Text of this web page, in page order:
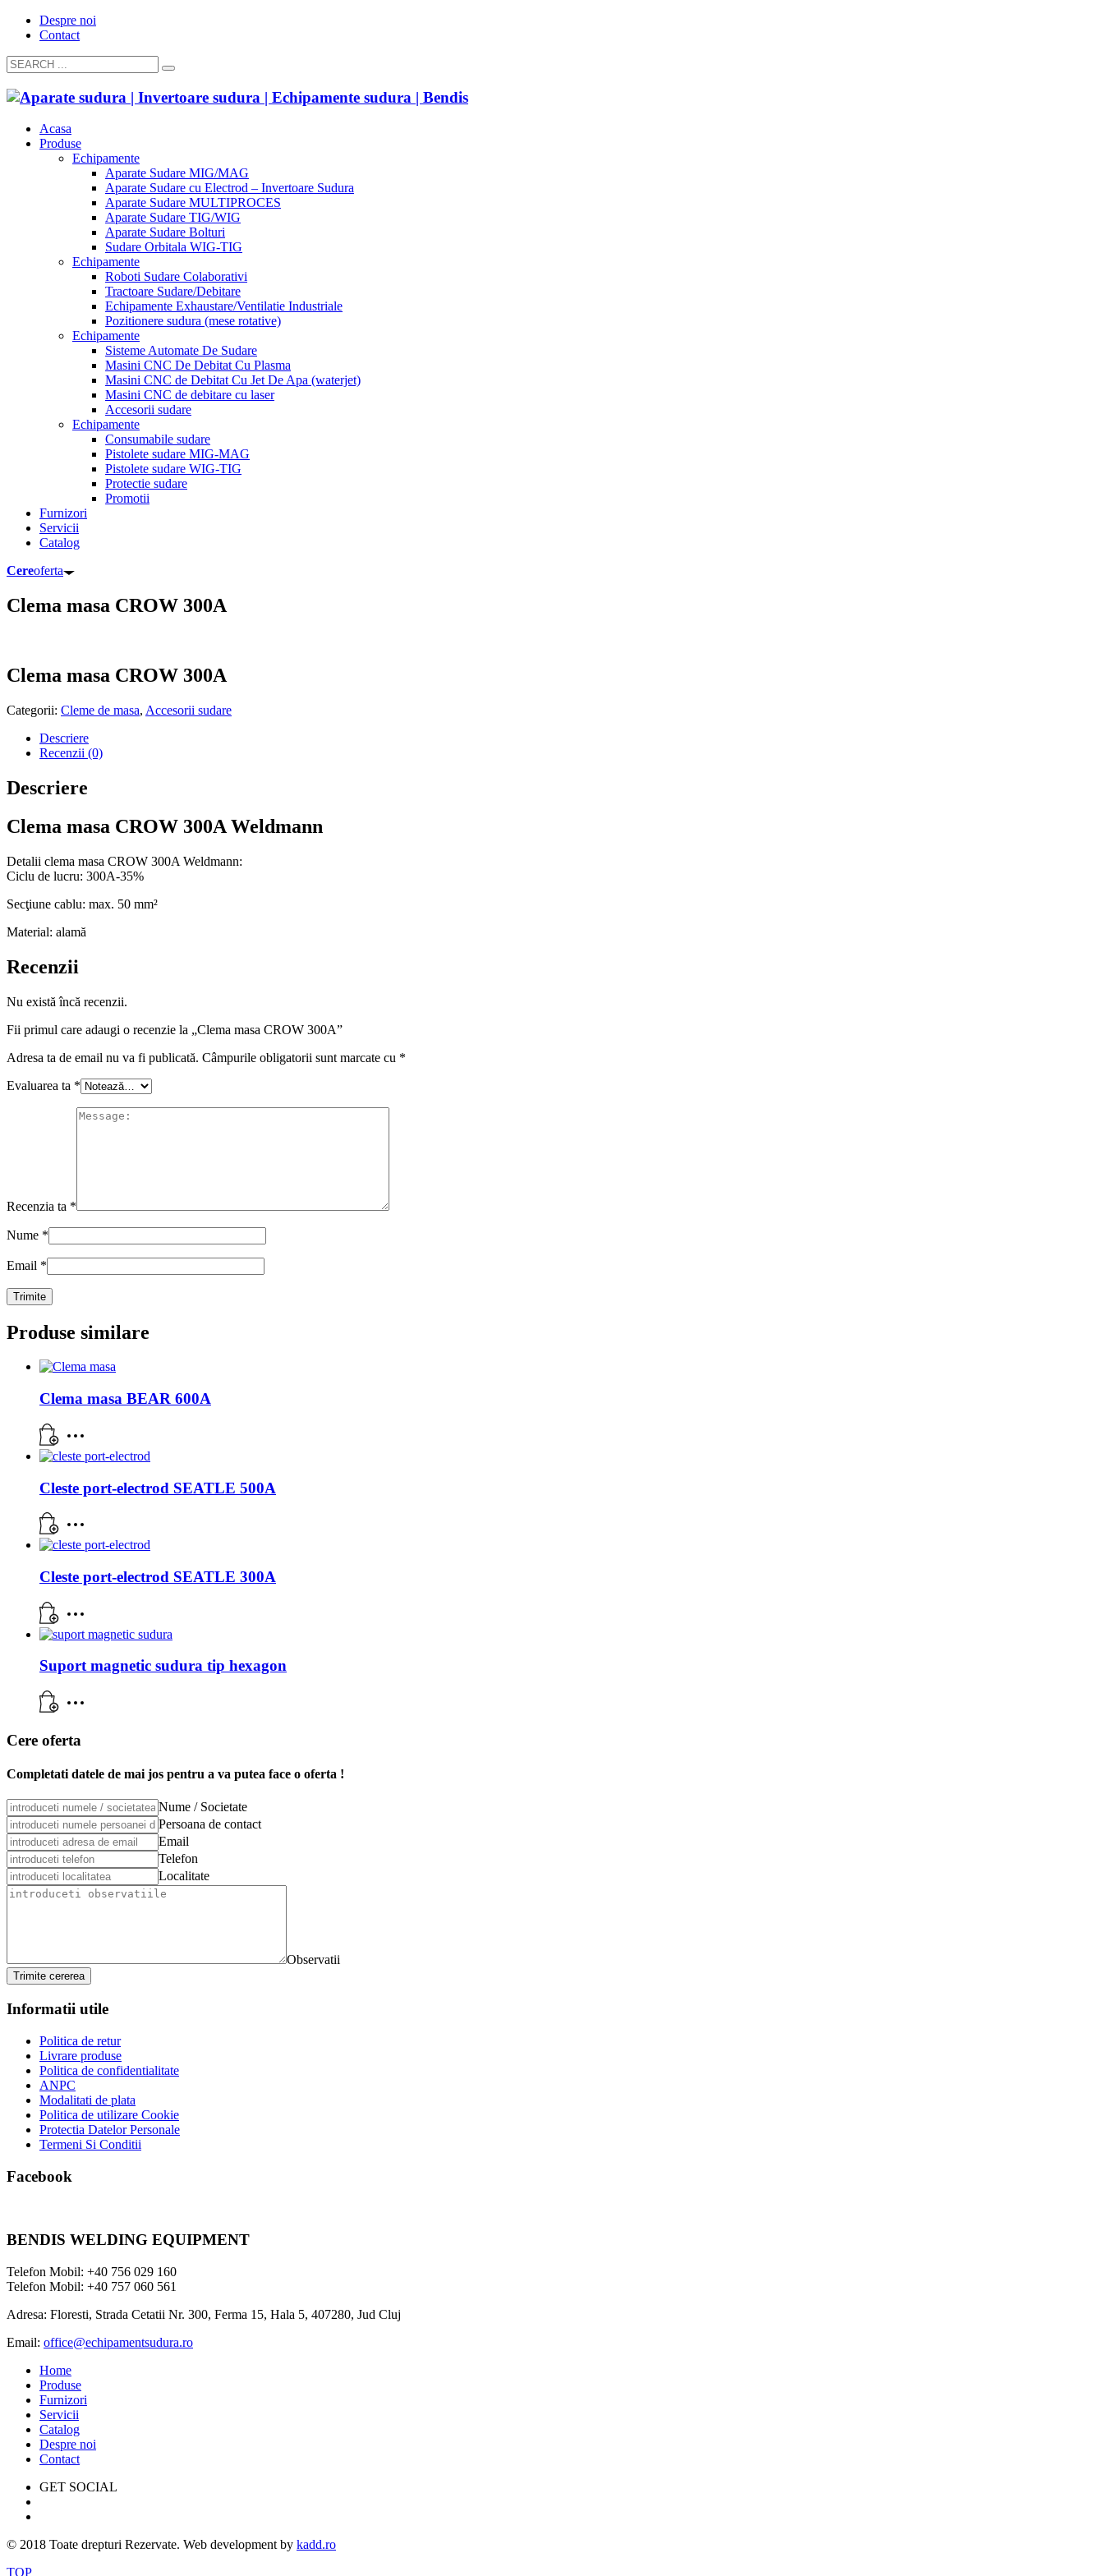
Despre noi
Contact
Acasa
Produse
Echipamente
Aparate Sudare MIG/MAG
Aparate Sudare cu Electrod – Invertoare Sudura
Aparate Sudare MULTIPROCES
Aparate Sudare TIG/WIG
Aparate Sudare Bolturi
Sudare Orbitala WIG-TIG
Echipamente
Roboti Sudare Colaborativi
Tractoare Sudare/Debitare
Echipamente Exhaustare/Ventilatie Industriale
Pozitionere sudura (mese rotative)
Echipamente
Sisteme Automate De Sudare
Masini CNC De Debitat Cu Plasma
Masini CNC de Debitat Cu Jet De Apa (waterjet)
Masini CNC de debitare cu laser
Accesorii sudare
Echipamente
Consumabile sudare
Pistolete sudare MIG-MAG
Pistolete sudare WIG-TIG
Protectie sudare
Promotii
Furnizori
Servicii
Catalog
Cereoferta
Clema masa CROW 300A
Clema masa CROW 300A
Categorii: Cleme de masa, Accesorii sudare
Descriere
Recenzii (0)
Descriere
Clema masa CROW 300A Weldmann
Detalii clema masa CROW 300A Weldmann:
Ciclu de lucru: 300A-35%
Secţiune cablu: max. 50 mm²
Material: alamă
Recenzii
Nu există încă recenzii.
Fii primul care adaugi o recenzie la „Clema masa CROW 300A”
Adresa ta de email nu va fi publicată. Câmpurile obligatorii sunt marcate cu *
Evaluarea ta *
Recenzia ta *
Nume *
Email *
Produse similare
Clema masa BEAR 600A
Cleste port-electrod SEATLE 500A
Cleste port-electrod SEATLE 300A
Suport magnetic sudura tip hexagon
Cere oferta
Completati datele de mai jos pentru a va putea face o oferta !
Nume / Societate
Persoana de contact
Email
Telefon
Localitate
Observatii
Trimite cererea
Informatii utile
Politica de retur
Livrare produse
Politica de confidentialitate
ANPC
Modalitati de plata
Politica de utilizare Cookie
Protectia Datelor Personale
Termeni Si Conditii
Facebook
BENDIS WELDING EQUIPMENT
Telefon Mobil: +40 756 029 160
Telefon Mobil: +40 757 060 561
Adresa: Floresti, Strada Cetatii Nr. 300, Ferma 15, Hala 5, 407280, Jud Cluj
Email: office@echipamentsudura.ro
Home
Produse
Furnizori
Servicii
Catalog
Despre noi
Contact
GET SOCIAL
© 2018 Toate drepturi Rezervate. Web development by kadd.ro
TOP